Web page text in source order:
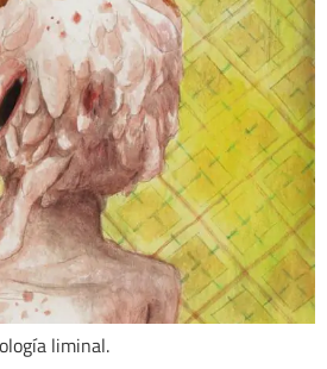
liminal.